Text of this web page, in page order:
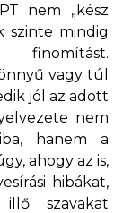
nem „kész
szinte mindig
finomítást.
vagy túl
jól az adott
nem
hanem a
ahogy az is,
hibákat,
szavakat